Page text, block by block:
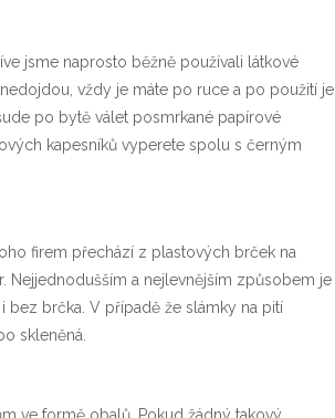
jsme naprosto běžně používali látkové
vždy je máte po ruce a po použití je
po bytě válet posmrkané papírové
kapesníků vyperete spolu s černým
firem přechází z plastových brček na
Nejjednodušším a nejlevnějším způsobem je
bez brčka. V případě že slámky na pití
skleněná.